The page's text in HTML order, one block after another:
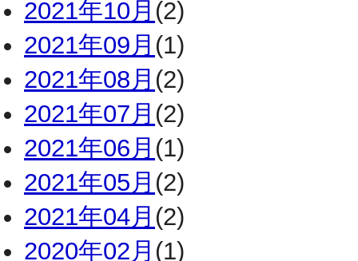
2021年10月 (2)
2021年09月 (1)
2021年08月 (2)
2021年07月 (2)
2021年06月 (1)
2021年05月 (2)
2021年04月 (2)
2020年02月 (1)